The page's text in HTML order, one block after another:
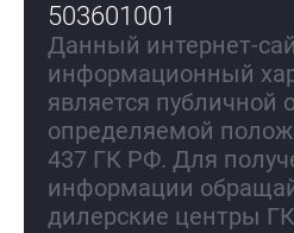
503601001
Данный интернет-
информационный
является публичной
определяемой
437 ГК РФ. Для
информации
дилерские центры